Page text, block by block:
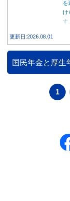
を
け
す
更新日:2026.08.01
国民年金と厚生
1